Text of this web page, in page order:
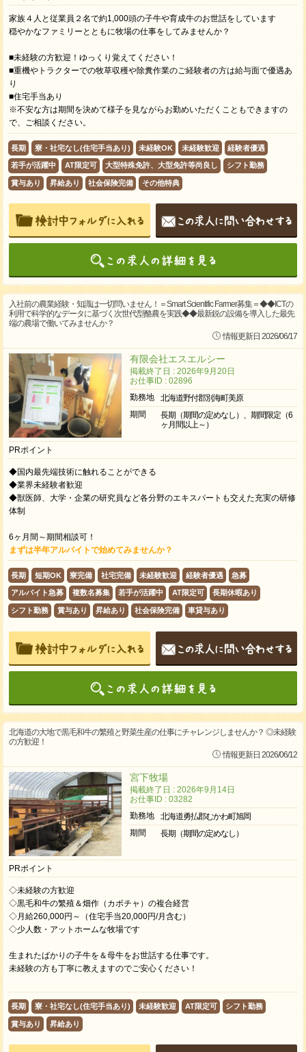
家族４人と従業員２名で約1,000頭の子牛や育成牛のお世話をしています
穏やかなファミリーとともに牧場の仕事をしてみませんか？
■未経験の方歓迎！ゆっくり覚えてください！
■重機やトラクターでの牧草収穫や除糞作業のご経験者の方は給与面で優遇あ
り
■住宅手当あり
※不安な方は期間を決めて様子を見ながらお勤めいただくこともできますの
で、ご相談ください。
長期 寮・社宅なし(住宅手当あり) 未経験OK 未経験歓迎 経験者優遇
若手が活躍中 AT限定可 大型特殊免許、大型免許等尚良し シフト勤務
賞与あり 昇給あり 社会保険完備 その他特典
入社前の農業経験・知識は一切問いません！＝Smart Scientific Farmer募集＝◆◆ICTの
利用で科学的なデータに基づく次世代型酪農を実践◆◆最新鋭の設備を導入した最先
端の農場で働いてみませんか？
情報更新日 2026/06/17
有限会社エスエルシー
掲載終了日 : 2026年9月20日
お仕事ID : 02896
勤務地
北海道野付郡別海町美原
期間
長期（期間の定めなし）、期間限定（6
ヶ月間以上～）
PRポイント
◆国内最先端技術に触れることができる
◆業界未経験者歓迎
◆獣医師、大学・企業の研究員など各分野のエキスパートも交えた充実の研修
体制
6ヶ月間～期間相談可！
まずは半年アルバイトで始めてみませんか？
長期 短期OK 寮完備 社宅完備 未経験歓迎 経験者優遇 急募
アルバイト急募 複数名募集 若手が活躍中 AT限定可 長期休暇あり
シフト勤務 賞与あり 昇給あり 社会保険完備 車貸与あり
北海道の大地で黒毛和牛の繁殖と野菜生産の仕事にチャレンジしませんか？ ◎未経験
の方歓迎！
情報更新日 2026/06/12
宮下牧場
掲載終了日 : 2026年9月14日
お仕事ID : 03282
勤務地
北海道勇払郡むかわ町旭岡
期間
長期（期間の定めなし）
PRポイント
◇未経験の方歓迎
◇黒毛和牛の繁殖＆畑作（カボチャ）の複合経営
◇月給260,000円～（住宅手当20,000円/月含む）
◇少人数・アットホームな牧場です
生まれたばかりの子牛を＆母牛をお世話する仕事です。
未経験の方も丁寧に教えますのでご安心ください！
長期 寮・社宅なし(住宅手当あり) 未経験歓迎 AT限定可 シフト勤務
賞与あり 昇給あり